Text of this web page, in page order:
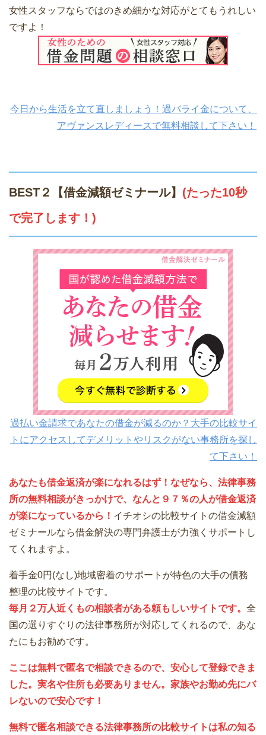
女性スタッフならではのきめ細かな対応がとてもうれしい
ですよ！
今日から生活を立て直しましょう！過バライ金について、
アヴァンスレディースで無料相談して下さい！
BEST２【借金減額ゼミナール】 (たった10秒
で完了します！)
過払い金請求であなたの借金が減るのか？大手の比較サイ
トにアクセスしてデメリットやリスクがない事務所を探し
て下さい！
あなたも借金返済が楽になれるはず！なぜなら、法律事務
所の無料相談がきっかけで、なんと９７％の人が借金返済
が楽になっているから！ イチオシの比較サイトの借金減額
ゼミナールなら借金解決の専門弁護士が力強くサポートし
てくれますよ。
着手金0円(なし)地域密着のサポートが特色の大手の債務
整理の比較サイトです。
毎月２万人近くもの相談者がある頼もしいサイトです。 全
国の選りすぐりの法律事務所が対応してくれるので、あな
たにもお勧めです。
ここは無料で匿名で相談できるので、安心して登録できま
した。実名や住所も必要ありません。家族やお勤め先にバ
レないので安心です！
無料で匿名相談できる法律事務所の比較サイトは私の知る